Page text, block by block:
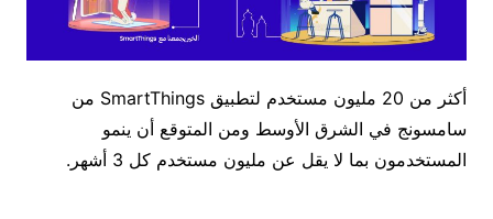
أكثر من 20 مليون مستخدم لتطبيق SmartThings من
سامسونج في الشرق الأوسط ومن المتوقع أن ينمو
المستخدمون بما لا يقل عن مليون مستخدم كل 3 أشهر.